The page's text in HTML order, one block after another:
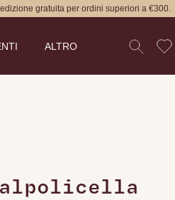
gratuita per ordini superiori a €300.
ALTRO